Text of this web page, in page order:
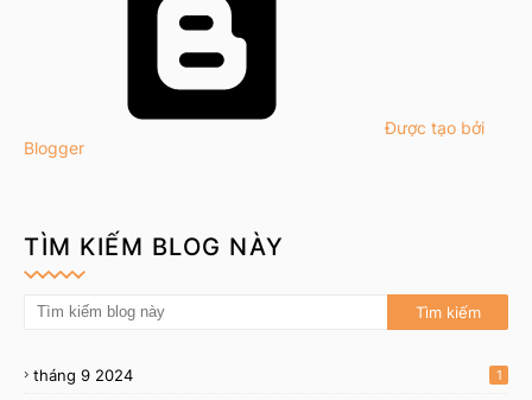
Được tạo bởi
Blogger
TÌM KIẾM BLOG NÀY
tháng 9 2024 1